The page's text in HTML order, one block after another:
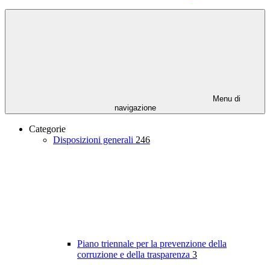
Menu di
navigazione
Categorie
Disposizioni generali 246
Piano triennale per la prevenzione della
corruzione e della trasparenza 3